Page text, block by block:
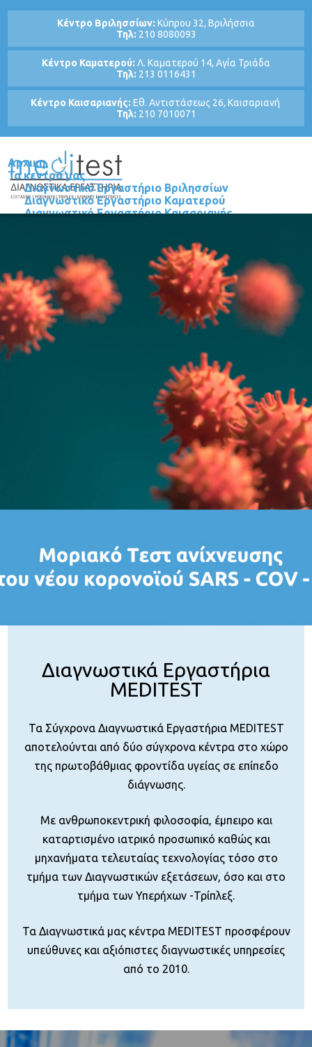
Κέντρο Βριλησσίων: Κύπρου 32, Βριλήσσια
Τηλ: 210 8080093
Κέντρο Καματερού: Λ. Καματερού 14, Αγία Τριάδα
Τηλ: 213 0116431
Κέντρο Καισαριανής: Εθ. Αντιστάσεως 26, Καισαριανή
Τηλ: 210 7010071
Αρχικη
Τα κεντρα μας
Διαγνωστικό Εργαστήριο Βριλησσίων
Διαγνωστικό Εργαστήριο Καματερού
Διαγνωστικό Εργαστήριο Καισαριανής
Βιοπαθολογικό - Μικροβιολογικό
Τμήμα Υπερήχων - Τρίπλεξ
Τμήμα Μεταβολισμού και Χρόνιων Νοσημάτων
Υγείας
Τμήμα Ορθοπαιδικής Χειρουργικής
Τμήμα Πλαστικής Ιατρικής και Αισθητικής
Ακτινολογικό Τμήμα (Σώματος - Μαστογραφίες)
Νεα
Διαγνωστικά Εργαστήρια
MEDITEST
Τα Σύγχρονα Διαγνωστικά Εργαστήρια MEDITEST
αποτελούνται από δύο σύγχρονα κέντρα στο χώρο
της πρωτοβάθμιας φροντίδα υγείας σε επίπεδο
διάγνωσης.
Με ανθρωποκεντρική φιλοσοφία, έμπειρο και
καταρτισμένο ιατρικό προσωπικό καθώς και
μηχανήματα τελευταίας τεχνολογίας τόσο στο
τμήμα των Διαγνωστικών εξετάσεων, όσο και στο
τμήμα των Υπερήχων -Τρίπλεξ.
Τα Διαγνωστικά μας κέντρα MEDITEST προσφέρουν
υπεύθυνες και αξιόπιστες διαγνωστικές υπηρεσίες
από το 2010.